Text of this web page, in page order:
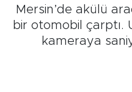
Mersin’de akülü
bir otomobil çarptı.
kameraya